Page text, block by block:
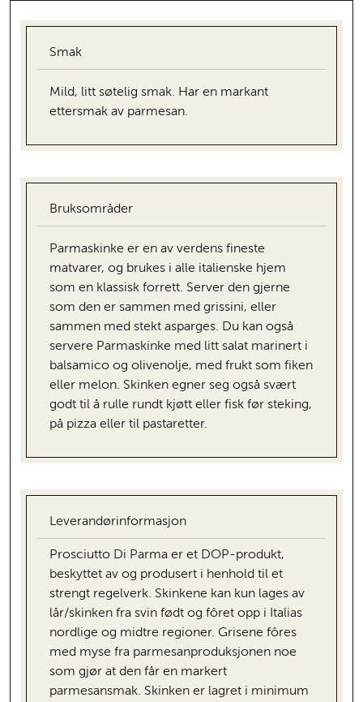
Smak
Mild, litt søtelig smak. Har en markant
ettersmak av parmesan.
Bruksområder
Parmaskinke er en av verdens fineste
matvarer, og brukes i alle italienske hjem
som en klassisk forrett. Server den gjerne
som den er sammen med grissini, eller
sammen med stekt asparges. Du kan også
servere Parmaskinke med litt salat marinert i
balsamico og olivenolje, med frukt som fiken
eller melon. Skinken egner seg også svært
godt til å rulle rundt kjøtt eller fisk før steking,
på pizza eller til pastaretter.
Leverandørinformasjon
Prosciutto Di Parma er et DOP-produkt,
beskyttet av og produsert i henhold til et
strengt regelverk. Skinkene kan kun lages av
lår/skinken fra svin født og fôret opp i Italias
nordlige og midtre regioner. Grisene fôres
med myse fra parmesanproduksjonen noe
som gjør at den får en markert
parmesansmak. Skinken er lagret i minimum